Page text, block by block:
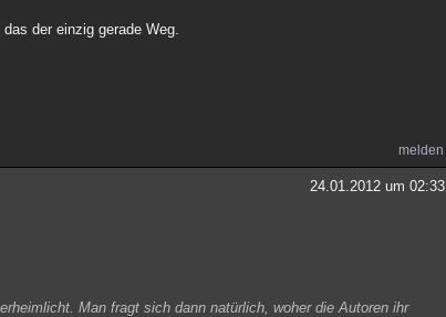
der einzig gerade Weg.
melden
24.01.2012 um 02:33
Man fragt sich dann natürlich, woher die Autoren ihr